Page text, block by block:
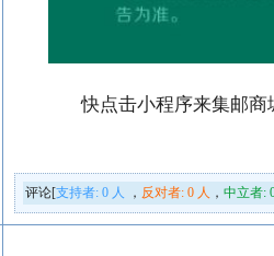
快点击小程序来集邮
评论[支持者: 0人 ， 反对者: 0人 ， 中立者: